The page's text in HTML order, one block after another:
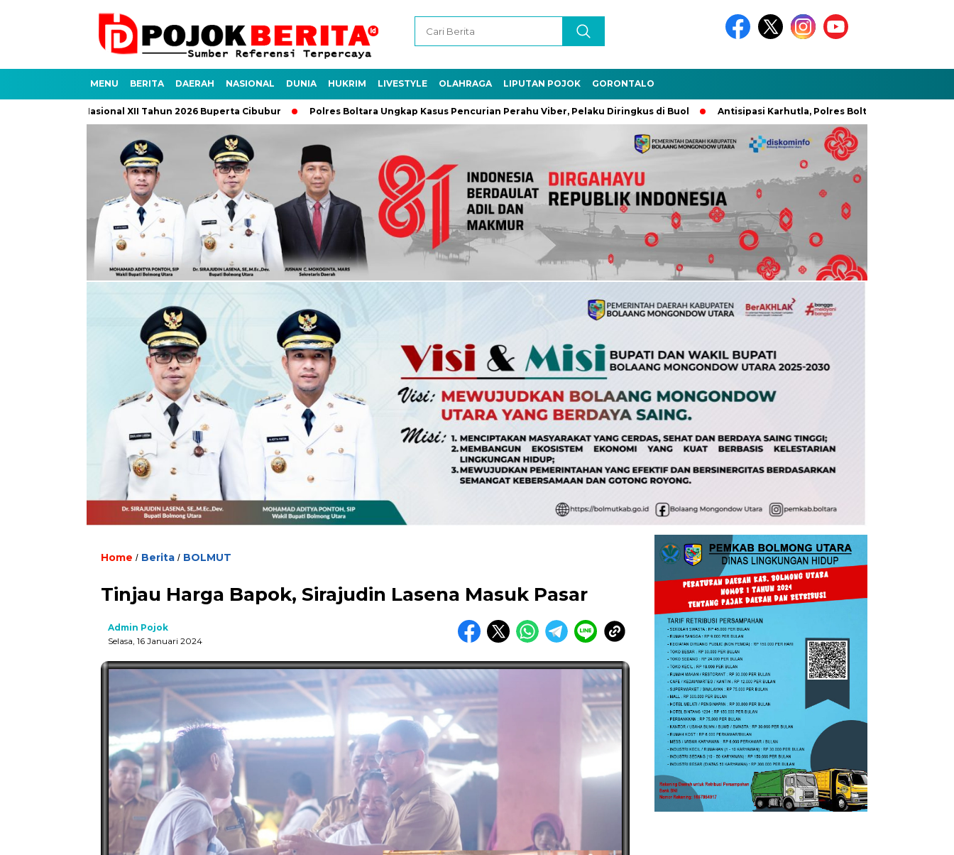
MENU BERITA DAERAH NASIONAL DUNIA HUKRIM LIVESTYLE OLAHRAGA LIPUTAN POJOK GORONTALO
Nasional XII Tahun 2026 Buperta Cibubur Polres Boltara Ungkap Kasus Pencurian Perahu Viber, Pelaku Diringkus di Buol Antisipasi Karhutla, Polres Boltara Gelar Pasukan
Home / Berita / BOLMUT
Tinjau Harga Bapok, Sirajudin Lasena Masuk Pasar
Admin Pojok
Selasa, 16 Januari 2024